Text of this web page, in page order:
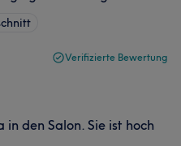
Verifizierte Bewertung
den Salon. Sie ist hoch